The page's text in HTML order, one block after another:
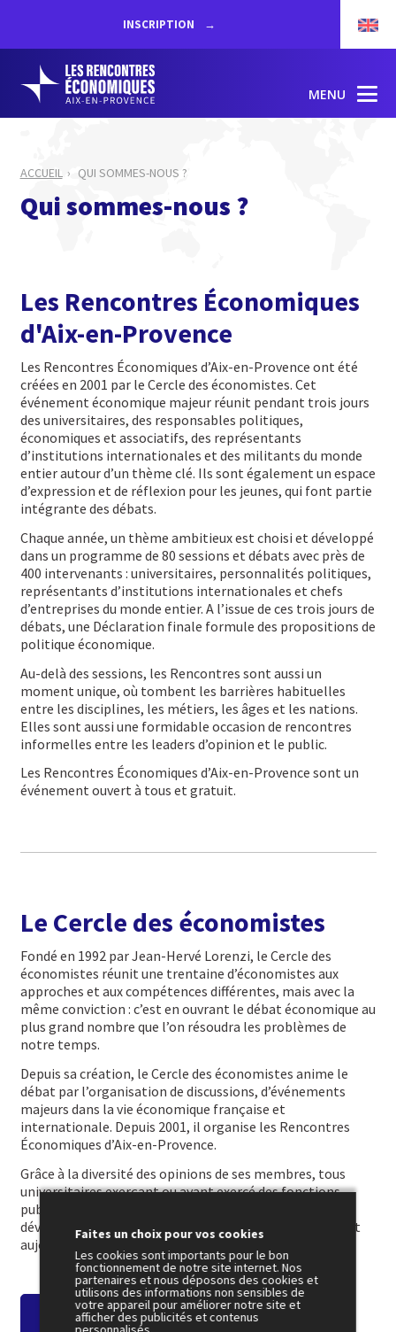
INSCRIPTION
MENU
ACCUEIL QUI SOMMES-NOUS ?
Qui sommes-nous ?
Les Rencontres Économiques
d'Aix-en-Provence
Les Rencontres Économiques d’Aix-en-Provence ont été
créées en 2001 par le Cercle des économistes. Cet
événement économique majeur réunit pendant trois jours
des universitaires, des responsables politiques,
économiques et associatifs, des représentants
d’institutions internationales et des militants du monde
entier autour d’un thème clé. Ils sont également un espace
d’expression et de réflexion pour les jeunes, qui font partie
intégrante des débats.
Chaque année, un thème ambitieux est choisi et développé
dans un programme de 80 sessions et débats avec près de
400 intervenants : universitaires, personnalités politiques,
représentants d’institutions internationales et chefs
d’entreprises du monde entier. A l’issue de ces trois jours de
débats, une Déclaration finale formule des propositions de
politique économique.
Au-delà des sessions, les Rencontres sont aussi un
moment unique, où tombent les barrières habituelles
entre les disciplines, les métiers, les âges et les nations.
Elles sont aussi une formidable occasion de rencontres
informelles entre les leaders d’opinion et le public.
Les Rencontres Économiques d’Aix-en-Provence sont un
événement ouvert à tous et gratuit.
Le Cercle des économistes
Fondé en 1992 par Jean-Hervé Lorenzi, le Cercle des
économistes réunit une trentaine d’économistes aux
approches et aux compétences différentes, mais avec la
même conviction : c’est en ouvrant le débat économique au
plus grand nombre que l’on résoudra les problèmes de
notre temps.
Depuis sa création, le Cercle des économistes anime le
débat par l’organisation de discussions, d’événements
majeurs dans la vie économique française et
internationale. Depuis 2001, il organise les Rencontres
Économiques d’Aix-en-Provence.
Grâce à la diversité des opinions de ses membres, tous
universitaires exerçant ou ayant exercé des fonctions
publiques ou privées, et aux nombreuses activités
développées au fil des ans, le Cercle des économistes est
aujourd’hui un acteur reconnu du monde économique.
En savoir plus
Faites un choix pour vos cookies
Les cookies sont importants pour le bon
fonctionnement de notre site internet. Nos
partenaires et nous déposons des cookies et
utilisons des informations non sensibles de
votre appareil pour améliorer notre site et
afficher des publicités et contenus